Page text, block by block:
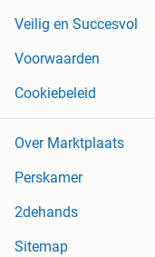
Veilig en Succesvol
Voorwaarden
Cookiebeleid
Over Marktplaats
Perskamer
2dehands
Sitemap